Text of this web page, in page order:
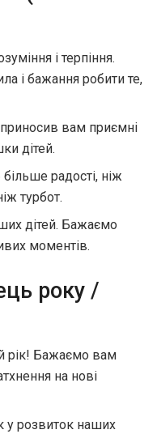
і терпіння.
і бажання робити те,
вам приємні
дітей.
радості, ніж
турбот.
дітей. Бажаємо
моментів.
року /
рік! Бажаємо вам
на нові
у розвиток наших